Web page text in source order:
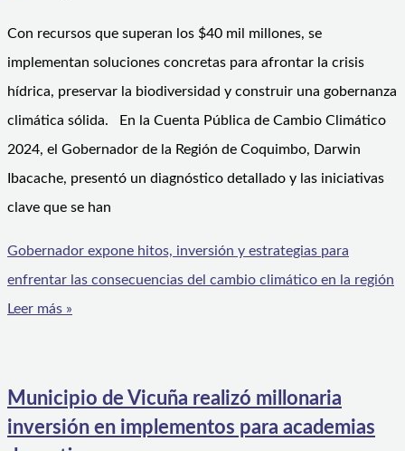
Con recursos que superan los $40 mil millones, se
implementan soluciones concretas para afrontar la crisis
hídrica, preservar la biodiversidad y construir una gobernanza
climática sólida. En la Cuenta Pública de Cambio Climático
2024, el Gobernador de la Región de Coquimbo, Darwin
Ibacache, presentó un diagnóstico detallado y las iniciativas
clave que se han
Gobernador expone hitos, inversión y estrategias para
enfrentar las consecuencias del cambio climático en la región
Leer más »
Municipio de Vicuña realizó millonaria
inversión en implementos para academias